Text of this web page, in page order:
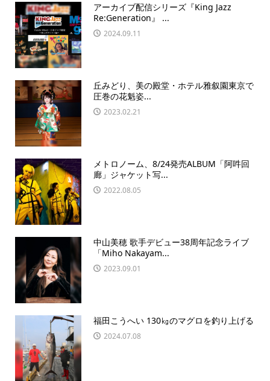
アーカイブ配信シリーズ『King Jazz
Re:Generation』 ...
2024.09.11
丘みどり、美の殿堂・ホテル雅叙園東京で
圧巻の花魁姿...
2023.02.21
メトロノーム、8/24発売ALBUM「阿吽回
廊」ジャケット写...
2022.08.05
中山美穂 歌手デビュー38周年記念ライブ
「Miho Nakayam...
2023.09.01
福田こうへい 130㎏のマグロを釣り上げる
2024.07.08